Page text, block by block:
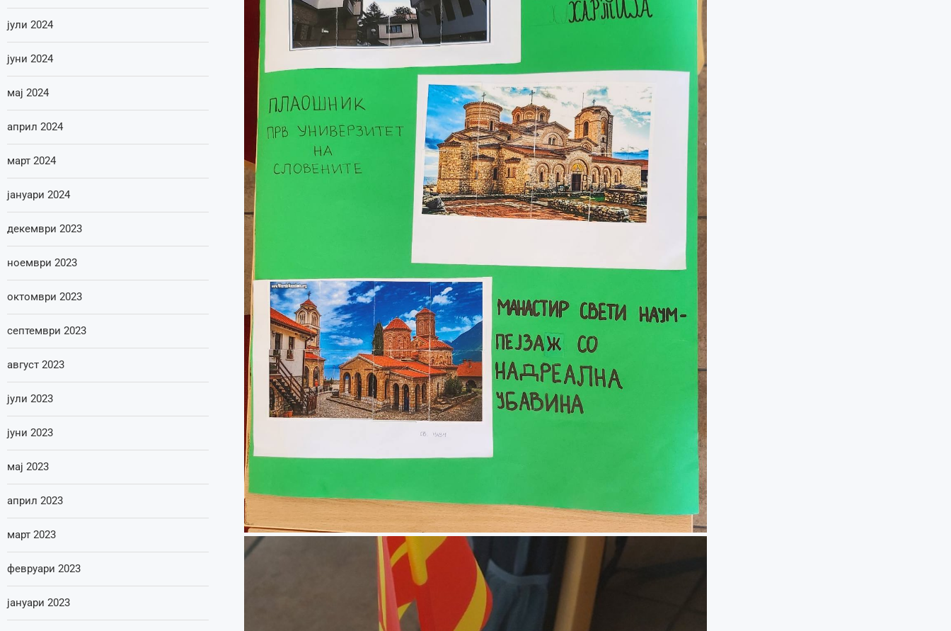
јули 2024
јуни 2024
мај 2024
април 2024
март 2024
јануари 2024
декември 2023
ноември 2023
октомври 2023
септември 2023
август 2023
јули 2023
јуни 2023
мај 2023
април 2023
март 2023
февруари 2023
јануари 2023